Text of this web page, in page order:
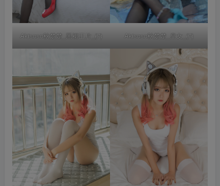
Akisoso秋楚楚_黑裙正片_(7) Akisoso秋楚楚_皇女_(7)